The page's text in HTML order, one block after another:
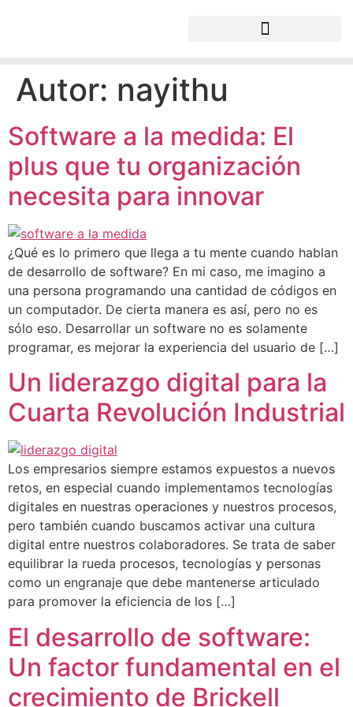
Autor: nayithu
Software a la medida: El
plus que tu organización
necesita para innovar
¿Qué es lo primero que llega a tu mente cuando hablan
de desarrollo de software? En mi caso, me imagino a
una persona programando una cantidad de códigos en
un computador. De cierta manera es así, pero no es
sólo eso. Desarrollar un software no es solamente
programar, es mejorar la experiencia del usuario de […]
Un liderazgo digital para la
Cuarta Revolución Industrial
Los empresarios siempre estamos expuestos a nuevos
retos, en especial cuando implementamos tecnologías
digitales en nuestras operaciones y nuestros procesos,
pero también cuando buscamos activar una cultura
digital entre nuestros colaboradores. Se trata de saber
equilibrar la rueda procesos, tecnologías y personas
como un engranaje que debe mantenerse articulado
para promover la eficiencia de los […]
El desarrollo de software:
Un factor fundamental en el
crecimiento de Brickell